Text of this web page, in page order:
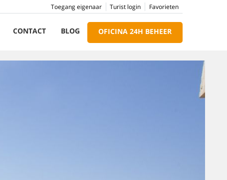
Favorieten
Turist login
Toegang eigenaar
CONTACT BLOG OFICINA 24H BEHEER